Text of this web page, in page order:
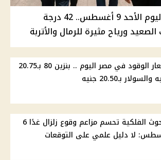
درجات الحرارة اليوم الأحد 9 أغسطس.. 42 درجة
ورياح مثيرة للرمال والأتربة
أسعار الوقود في مصر اليوم .. بنزين 80 بـ20.75
بـ20.50 جنيه
البحوث الفلكية تحسم مزاعم وقوع زلزال غدًا 6
لا دليل علمي على التوقعات